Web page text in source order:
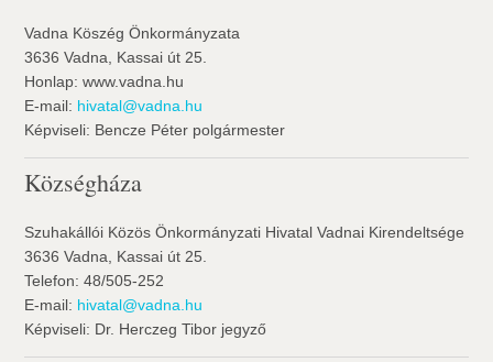
Vadna Köszég Önkormányzata
3636 Vadna, Kassai út 25.
Honlap: www.vadna.hu
E-mail: hivatal@vadna.hu
Képviseli: Bencze Péter polgármester
Községháza
Szuhakállói Közös Önkormányzati Hivatal Vadnai Kirendeltsége
3636 Vadna, Kassai út 25.
Telefon: 48/505-252
E-mail: hivatal@vadna.hu
Képviseli: Dr. Herczeg Tibor jegyző